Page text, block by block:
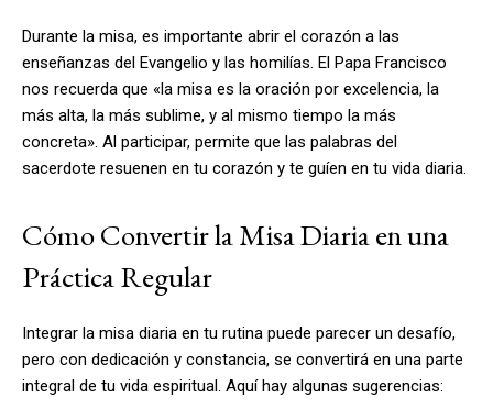
Durante la misa, es importante abrir el corazón a las
enseñanzas del Evangelio y las homilías. El Papa Francisco
nos recuerda que «la misa es la oración por excelencia, la
más alta, la más sublime, y al mismo tiempo la más
concreta». Al participar, permite que las palabras del
sacerdote resuenen en tu corazón y te guíen en tu vida diaria.
Cómo Convertir la Misa Diaria en una
Práctica Regular
Integrar la misa diaria en tu rutina puede parecer un desafío,
pero con dedicación y constancia, se convertirá en una parte
integral de tu vida espiritual. Aquí hay algunas sugerencias: